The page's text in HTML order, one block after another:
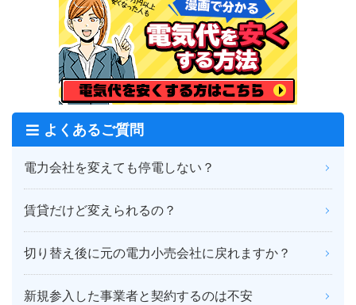
よくあるご質問
電力会社を変えても停電しない？
賃貸だけど変えられるの？
切り替え後に元の電力小売会社に戻れますか？
新規参入した事業者と契約するのは不安